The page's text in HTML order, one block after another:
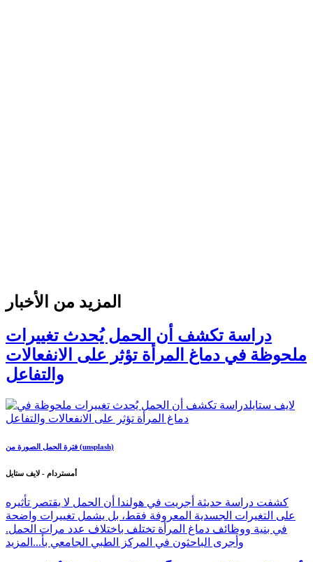
المزيد من الأخبار
دراسة تكشف أن الحمل يُحدث تغييرات
ملحوظة في دماغ المرأة تؤثر على الانفعالات
والتفاعل
فترة الحمل الصورة من (unsplash)
أمستردام - لايف ستايل
كشفت دراسة حديثة أجريت في هولندا أن الحمل لا يقتصر تأثيره
على التغيرات الجسدية المعروفة فقط، بل يشمل تغييرات واضحة
في بنية ووظائف دماغ المرأة تختلف باختلاف عدد مرات الحمل.
وأجرى الباحثون في المركز الطبي الجامعي بأ... المزيد